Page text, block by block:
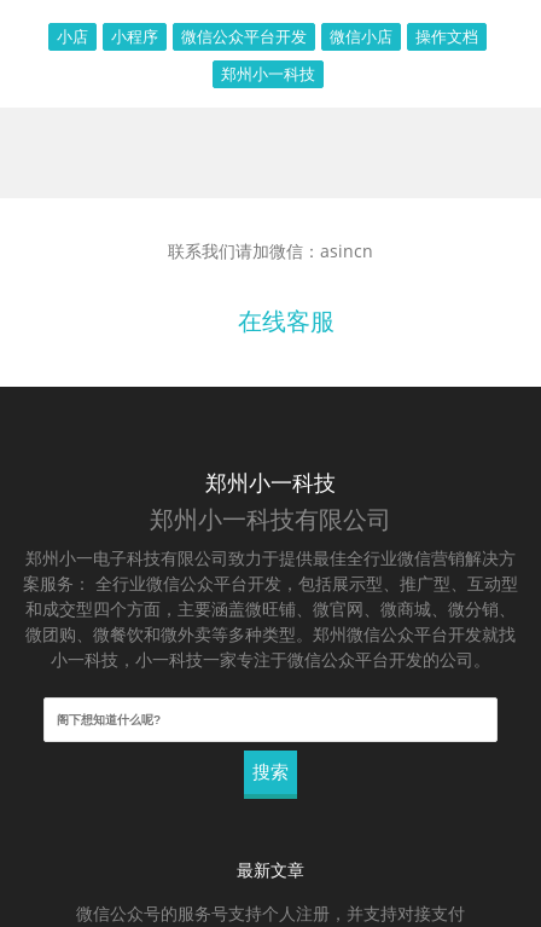
小店 小程序 微信公众平台开发 微信小店
操作文档
郑州小一科技
联系我们请加微信：asincn
在线客服
郑州小一科技
郑州小一科技有限公司
郑州小一电子科技有限公司致力于提供最佳全行业微信营销解决方
案服务： 全行业微信公众平台开发，包括展示型、推广型、互动型
和成交型四个方面，主要涵盖微旺铺、微官网、微商城、微分销、
微团购、微餐饮和微外卖等多种类型。郑州微信公众平台开发就找
小一科技，小一科技一家专注于微信公众平台开发的公司。
搜
最新文章
微信公众号的服务号支持个人注册，并支持对接支付